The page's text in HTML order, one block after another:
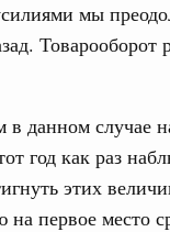
мы
данном случае
год как раз
этих
на первое место